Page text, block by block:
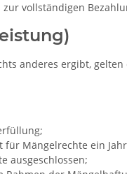
vollständigen
anderes ergibt,
Mängelrechte ein
ausgeschlossen;